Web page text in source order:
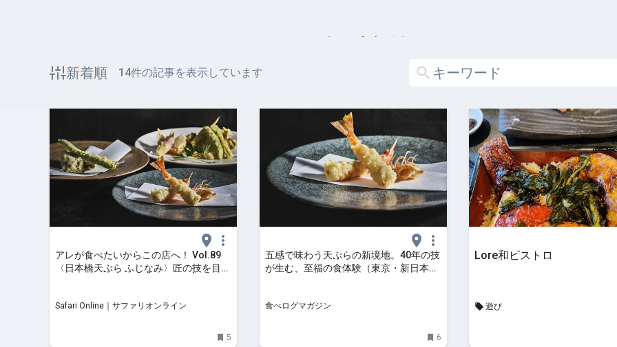
エキガタリ
新着順 14件の記事を表示しています
アレが食べたいからこの店へ！ Vol.89
〈日本橋天ぷら ふじなみ〉匠の技を目の
Safari Online｜サファリオンライン
5
五感で味わう天ぷらの新境地。40年の技
が生む、至福の食体験（東京・新日本
食べログマガジン
6
Lore和ビストロ
遊び